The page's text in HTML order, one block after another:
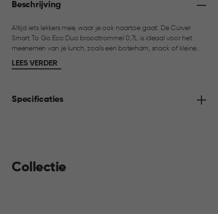
Beschrijving
Altijd iets lekkers mee, waar je ook naartoe gaat. De Curver
Smart To Go Eco Duo broodtrommel 0,7L is ideaal voor het
meenemen van je lunch, zoals een boterham, snack of kleine
maaltijd. De broodtrommel is 100% lucht- en waterdicht dankzij
de geïntegreerde seal en stevige sluitclips, zodat alles vers blijft.
verwijderen. Food approved en geschikt voor magnetron en
LEES VERDER
Specificaties
Collectie